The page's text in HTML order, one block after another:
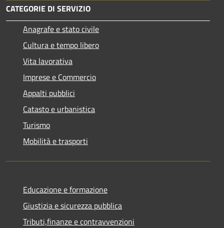
CATEGORIE DI SERVIZIO
Anagrafe e stato civile
Cultura e tempo libero
Vita lavorativa
Imprese e Commercio
Appalti pubblici
Catasto e urbanistica
Turismo
Mobilità e trasporti
Educazione e formazione
Giustizia e sicurezza pubblica
Tributi,finanze e contravvenzioni